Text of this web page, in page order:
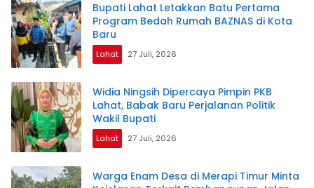
Bupati Lahat Letakkan Batu Pertama
Program Bedah Rumah BAZNAS di Kota
Baru
Lahat 27 Juli, 2026
Widia Ningsih Dipercaya Pimpin PKB
Lahat, Babak Baru Perjalanan Politik
Wakil Bupati
Lahat 27 Juli, 2026
Warga Enam Desa di Merapi Timur Minta